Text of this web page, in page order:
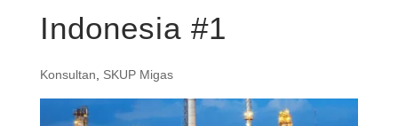
Indonesia #1
Konsultan SKUP Migas